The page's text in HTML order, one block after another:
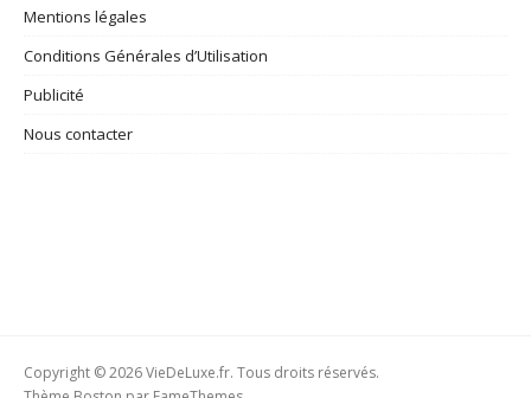
Mentions légales
Conditions Générales d’Utilisation
Publicité
Nous contacter
Copyright © 2026 VieDeLuxe.fr. Tous droits réservés.